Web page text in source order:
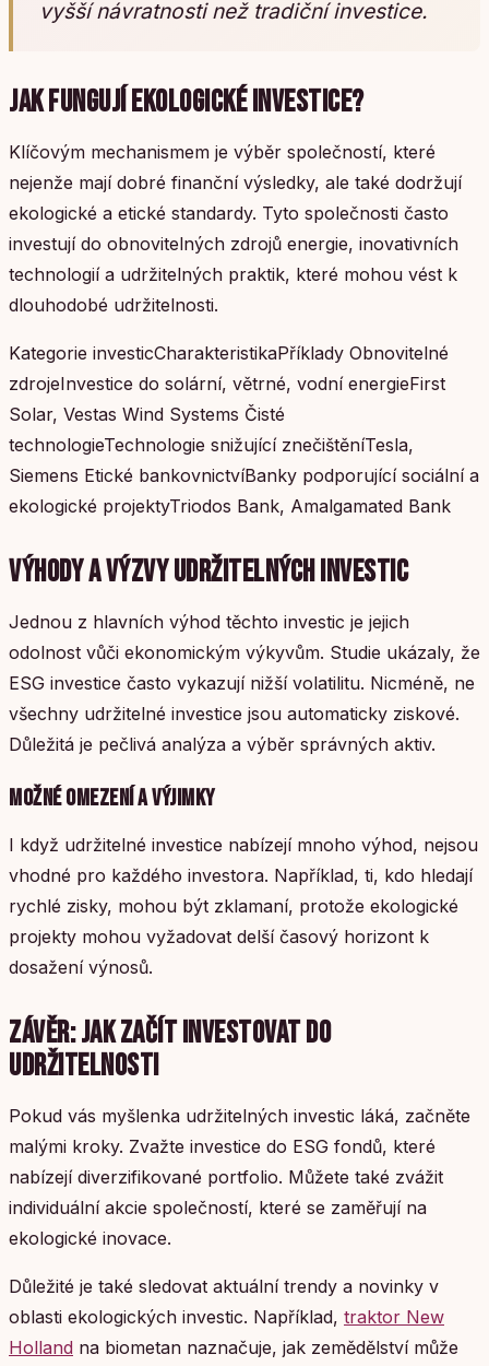
vyšší návratnosti než tradiční investice.
JAK FUNGUJÍ EKOLOGICKÉ INVESTICE?
Klíčovým mechanismem je výběr společností, které
nejenže mají dobré finanční výsledky, ale také dodržují
ekologické a etické standardy. Tyto společnosti často
investují do obnovitelných zdrojů energie, inovativních
technologií a udržitelných praktik, které mohou vést k
dlouhodobé udržitelnosti.
Kategorie investicCharakteristikaPříklady Obnovitelné
zdrojeInvestice do solární, větrné, vodní energieFirst
Solar, Vestas Wind Systems Čisté
technologieTechnologie snižující znečištěníTesla,
Siemens Etické bankovnictvíBanky podporující sociální a
ekologické projektyTriodos Bank, Amalgamated Bank
VÝHODY A VÝZVY UDRŽITELNÝCH INVESTIC
Jednou z hlavních výhod těchto investic je jejich
odolnost vůči ekonomickým výkyvům. Studie ukázaly, že
ESG investice často vykazují nižší volatilitu. Nicméně, ne
všechny udržitelné investice jsou automaticky ziskové.
Důležitá je pečlivá analýza a výběr správných aktiv.
MOŽNÉ OMEZENÍ A VÝJIMKY
I když udržitelné investice nabízejí mnoho výhod, nejsou
vhodné pro každého investora. Například, ti, kdo hledají
rychlé zisky, mohou být zklamaní, protože ekologické
projekty mohou vyžadovat delší časový horizont k
dosažení výnosů.
ZÁVĚR: JAK ZAČÍT INVESTOVAT DO
UDRŽITELNOSTI
Pokud vás myšlenka udržitelných investic láká, začněte
malými kroky. Zvažte investice do ESG fondů, které
nabízejí diverzifikované portfolio. Můžete také zvážit
individuální akcie společností, které se zaměřují na
ekologické inovace.
Důležité je také sledovat aktuální trendy a novinky v
oblasti ekologických investic. Například, traktor New
Holland na biometan naznačuje, jak zemědělství může